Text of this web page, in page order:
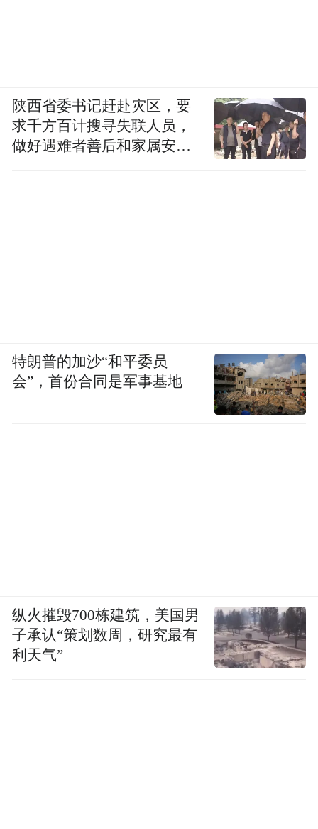
陕西省委书记赶赴灾区，要
求千方百计搜寻失联人员，
做好遇难者善后和家属安抚
特朗普的加沙“和平委员
会”，首份合同是军事基地
纵火摧毁700栋建筑，美国男
子承认“策划数周，研究最有
利天气”